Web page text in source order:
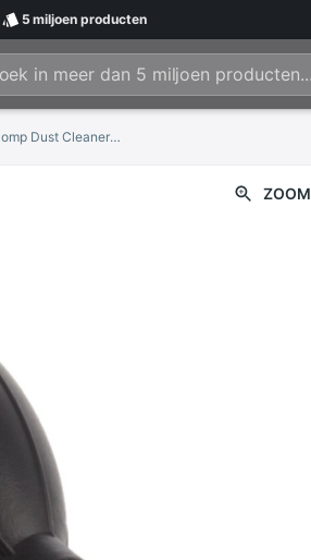
5 miljoen producten
Universele Dust Blower Cleaner Rubber Air Blower Pomp Dust Cleaner Dslr Lens Cleaning Tool Voor Slr Camera Verrekijker Lens Ccd
ZOOM